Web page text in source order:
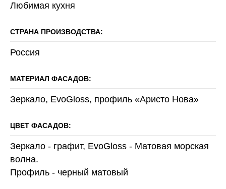
Любимая кухня
СТРАНА ПРОИЗВОДСТВА:
Россия
МАТЕРИАЛ ФАСАДОВ:
Зеркало, EvoGloss, профиль «Аристо Нова»
ЦВЕТ ФАСАДОВ:
Зеркало - графит, EvoGloss - Матовая морская
волна.
Профиль - черный матовый